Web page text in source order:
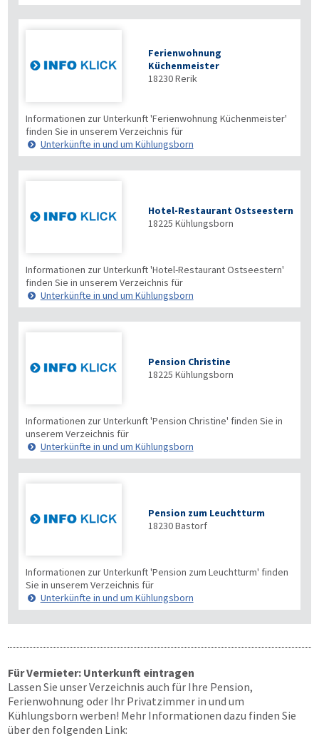
Ferienwohnung
Küchenmeister
18230Rerik
Informationen zur Unterkunft 'Ferienwohnung Küchenmeister'
finden Sie in unserem Verzeichnis für
Unterkünfte in und um Kühlungsborn
Hotel-Restaurant Ostseestern
18225 Kühlungsborn
Informationen zur Unterkunft 'Hotel-Restaurant Ostseestern'
finden Sie in unserem Verzeichnis für
Unterkünfte in und um Kühlungsborn
Pension Christine
18225 Kühlungsborn
Informationen zur Unterkunft 'Pension Christine' finden Sie in
unserem Verzeichnis für
Unterkünfte in und um Kühlungsborn
Pension zum Leuchtturm
18230Bastorf
Informationen zur Unterkunft 'Pension zum Leuchtturm' finden
Sie in unserem Verzeichnis für
Unterkünfte in und um Kühlungsborn
Für Vermieter: Unterkunft eintragen
Lassen Sie unser Verzeichnis auch für Ihre Pension,
Ferienwohnung oder Ihr Privatzimmer in und um
Kühlungsborn werben! Mehr Informationen dazu finden Sie
über den folgenden Link: